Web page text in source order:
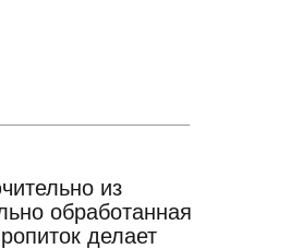
из
обработанная
делает